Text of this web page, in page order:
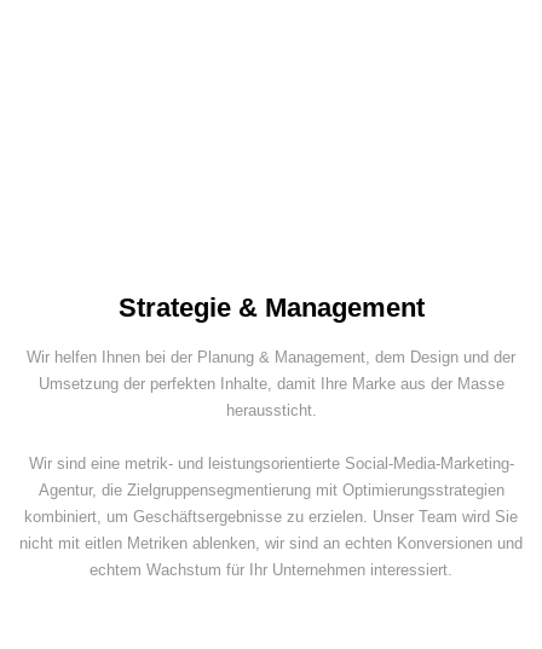
Strategie & Management
Wir helfen Ihnen bei der Planung & Management, dem Design und der
Umsetzung der perfekten Inhalte, damit Ihre Marke aus der Masse
heraussticht.
Wir sind eine metrik- und leistungsorientierte Social-Media-Marketing-
Agentur, die Zielgruppensegmentierung mit Optimierungsstrategien
kombiniert, um Geschäftsergebnisse zu erzielen. Unser Team wird Sie
nicht mit eitlen Metriken ablenken, wir sind an echten Konversionen und
echtem Wachstum für Ihr Unternehmen interessiert.